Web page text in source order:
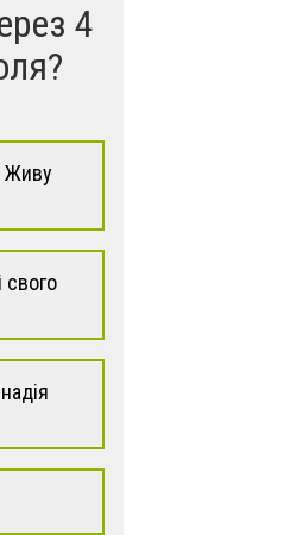
4
Живу
свого